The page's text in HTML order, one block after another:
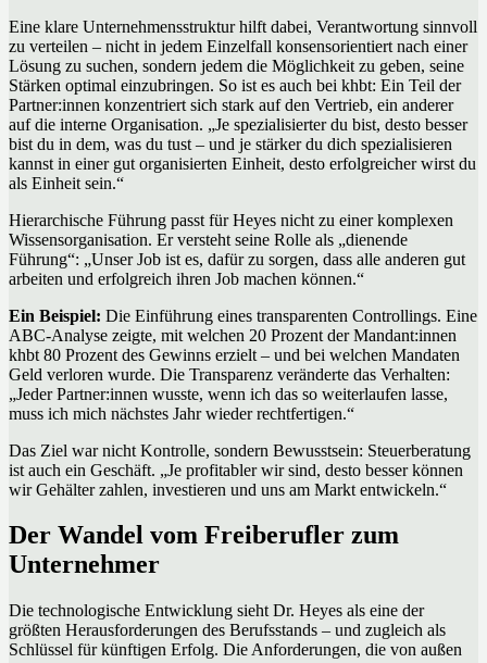
Eine klare Unternehmensstruktur hilft dabei, Verantwortung sinnvoll
zu verteilen – nicht in jedem Einzelfall konsensorientiert nach einer
Lösung zu suchen, sondern jedem die Möglichkeit zu geben, seine
Stärken optimal einzubringen. So ist es auch bei khbt: Ein Teil der
Partner:innen konzentriert sich stark auf den Vertrieb, ein anderer
auf die interne Organisation. „Je spezialisierter du bist, desto besser
bist du in dem, was du tust – und je stärker du dich spezialisieren
kannst in einer gut organisierten Einheit, desto erfolgreicher wirst du
als Einheit sein.“
Hierarchische Führung passt für Heyes nicht zu einer komplexen
Wissensorganisation. Er versteht seine Rolle als „dienende
Führung“: „Unser Job ist es, dafür zu sorgen, dass alle anderen gut
arbeiten und erfolgreich ihren Job machen können.“
Ein Beispiel: Die Einführung eines transparenten Controllings. Eine
ABC-Analyse zeigte, mit welchen 20 Prozent der Mandant:innen
khbt 80 Prozent des Gewinns erzielt – und bei welchen Mandaten
Geld verloren wurde. Die Transparenz veränderte das Verhalten:
„Jeder Partner:innen wusste, wenn ich das so weiterlaufen lasse,
muss ich mich nächstes Jahr wieder rechtfertigen.“
Das Ziel war nicht Kontrolle, sondern Bewusstsein: Steuerberatung
ist auch ein Geschäft. „Je profitabler wir sind, desto besser können
wir Gehälter zahlen, investieren und uns am Markt entwickeln.“
Der Wandel vom Freiberufler zum
Unternehmer
Die technologische Entwicklung sieht Dr. Heyes als eine der
größten Herausforderungen des Berufsstands – und zugleich als
Schlüssel für künftigen Erfolg. Die Anforderungen, die von außen